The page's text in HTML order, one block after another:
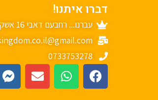
דברו איתנו!
עברנו... רחבעם דאבי 16 אשקלון
0733753278